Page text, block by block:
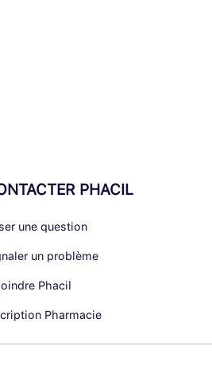
PHACIL
une question
un problème
Phacil
Pharmacie
Options